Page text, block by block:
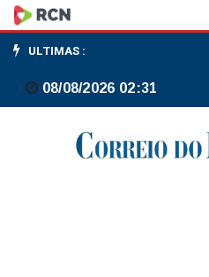
Lula
cita
caso
Master
ULTIMAS :
08/08/2026 02:31